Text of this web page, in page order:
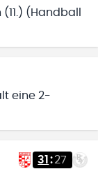
(Handball
eine 2-
31 :27